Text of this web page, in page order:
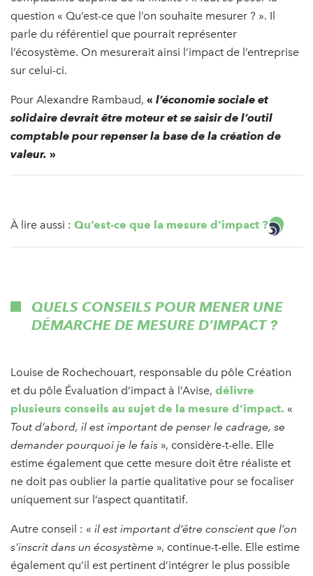
question « Qu’est-ce que l’on souhaite mesurer ? ». Il
parle du référentiel que pourrait représenter
l’écosystème. On mesurerait ainsi l’impact de l’entreprise
sur celui-ci.
Pour Alexandre Rambaud, « l’économie sociale et
solidaire devrait être moteur et se saisir de l’outil
comptable pour repenser la base de la création de
valeur. »
À lire aussi : Qu’est-ce que la mesure d'impact ?
QUELS CONSEILS POUR MENER UNE
DÉMARCHE DE MESURE D’IMPACT ?
Louise de Rochechouart, responsable du pôle Création
et du pôle Évaluation d’impact à l’Avise, délivre
plusieurs conseils au sujet de la mesure d’impact. «
Tout d’abord, il est important de penser le cadrage, se
demander pourquoi je le fais », considère-t-elle. Elle
estime également que cette mesure doit être réaliste et
ne doit pas oublier la partie qualitative pour se focaliser
uniquement sur l’aspect quantitatif.
Autre conseil : « il est important d’être conscient que l’on
s'inscrit dans un écosystème », continue-t-elle. Elle estime
également qu’il est pertinent d’intégrer le plus possible